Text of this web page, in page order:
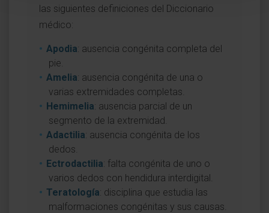
las siguientes definiciones del Diccionario
médico:
Apodia: ausencia congénita completa del
pie.
Amelia: ausencia congénita de una o
varias extremidades completas.
Hemimelia: ausencia parcial de un
segmento de la extremidad.
Adactilia: ausencia congénita de los
dedos.
Ectrodactilia: falta congénita de uno o
varios dedos con hendidura interdigital.
Teratología: disciplina que estudia las
malformaciones congénitas y sus causas.